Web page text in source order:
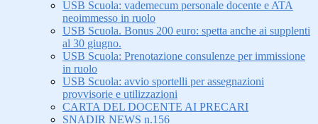
USB Scuola: vademecum personale docente e ATA
neoimmesso in ruolo
USB Scuola. Bonus 200 euro: spetta anche ai supplenti
al 30 giugno.
USB Scuola: Prenotazione consulenze per immissione
in ruolo
USB Scuola: avvio sportelli per assegnazioni
provvisorie e utilizzazioni
CARTA DEL DOCENTE AI PRECARI
SNADIR NEWS n.156